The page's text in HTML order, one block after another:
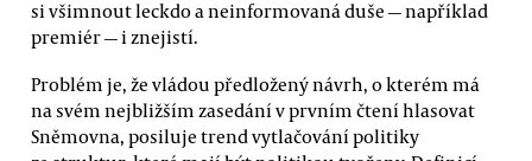
si všimnout leckdo a neinformovaná duše — například
premiér — i znejistí.
Problém je, že vládou předložený návrh, o kterém má
na svém nejbližším zasedání v prvním čtení hlasovat
Sněmovna, posiluje trend vytlačování politiky